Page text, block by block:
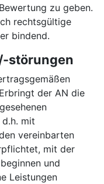
zu geben.
rechtsgültige
bindend.
störungen
der AN die
mit
vereinbarten
mit der
und
Leistungen